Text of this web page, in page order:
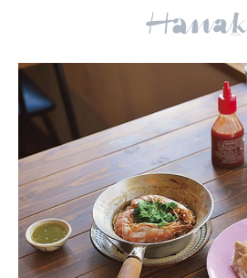
10
FOOD
おいしい
TRAVEL
どこ行く？
FORTUNE
明日のわたし